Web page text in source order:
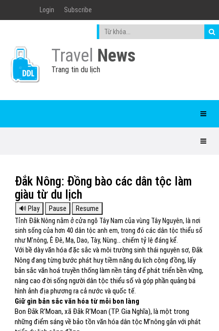
Login Subscribe
Travel News
Trang tin du lịch
Đắk Nông: Đồng bào các dân tộc làm
giàu từ du lịch
Tỉnh Đắk Nông nằm ở cửa ngõ Tây Nam của vùng Tây Nguyên, là nơi
sinh sống của hơn 40 dân tộc anh em, trong đó các dân tộc thiểu số
như M’nông, Ê Đê, Mạ, Dao, Tày, Nùng… chiếm tỷ lệ đáng kể.
Với bề dày văn hóa đặc sắc và môi trường sinh thái nguyên sơ, Đắk
Nông đang từng bước phát huy tiềm năng du lịch cộng đồng, lấy
bản sắc văn hoá truyền thống làm nền tảng để phát triển bền vững,
nâng cao đời sống người dân tộc thiểu số và góp phần quảng bá
hình ảnh địa phương ra cả nước và quốc tế.
Giữ gìn bản sắc văn hóa từ mỗi bon làng
Bon Đắk R’Moan, xã Đắk R’Moan (TP. Gia Nghĩa), là một trong
những điểm sáng về bảo tồn văn hóa dân tộc M’nông gắn với phát